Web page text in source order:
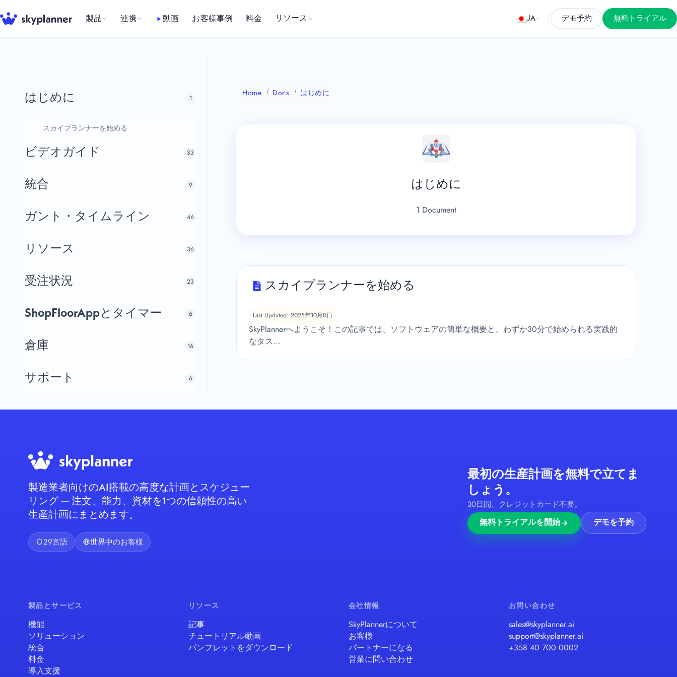
ン
製品 連携 動画 お客様事例 料金 リソース JA デモ予約 無料トライアル
はじめに 1
スカイプランナーを始める
ビデオガイド 33
統合 9
ガント・タイムライン 46
リソース 36
受注状況 23
ShopFloorAppとタイマー 6
倉庫 16
サポート 6
Home Docs はじめに
はじめに
1 Document
スカイプランナーを始める
Last Updated: 2025年10月8日
SkyPlannerへようこそ！この記事では、ソフトウェアの簡単な概要と、わずか30分で始められる実践的
なタス...
製造業者向けのAI搭載の高度な計画とスケジュー
リング — 注文、能力、資材を1つの信頼性の高い
生産計画にまとめます。
29言語 世界中のお客様
最初の生産計画を無料で立てま
しょう。
30日間、クレジットカード不要。
無料トライアルを開始 デモを予約
製品とサービス
機能
ソリューション
統合
料金
導入支援
リソース
記事
チュートリアル動画
パンフレットをダウンロード
会社情報
SkyPlannerについて
お客様
パートナーになる
営業に問い合わせ
お問い合わせ
sales@skyplanner.ai
support@skyplanner.ai
+358 40 700 0002